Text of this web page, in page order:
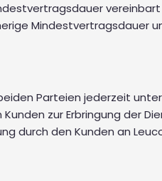
Mindestvertragsdauer
Parteien jederzeit
zur Erbringung der
durch den Kunden an